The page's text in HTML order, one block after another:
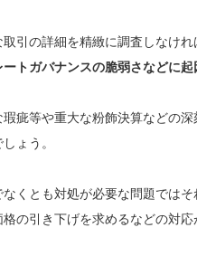
取引の詳細を精緻に調査しなけ
ートガバナンスの脆弱さなどに
瑕疵等や重大な粉飾決算などの
ょう。
なくとも対処が必要な問題では
格の引き下げを求めるなどの対応